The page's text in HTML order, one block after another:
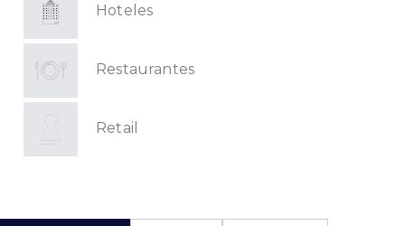
Hoteles
Restaurantes
Retail